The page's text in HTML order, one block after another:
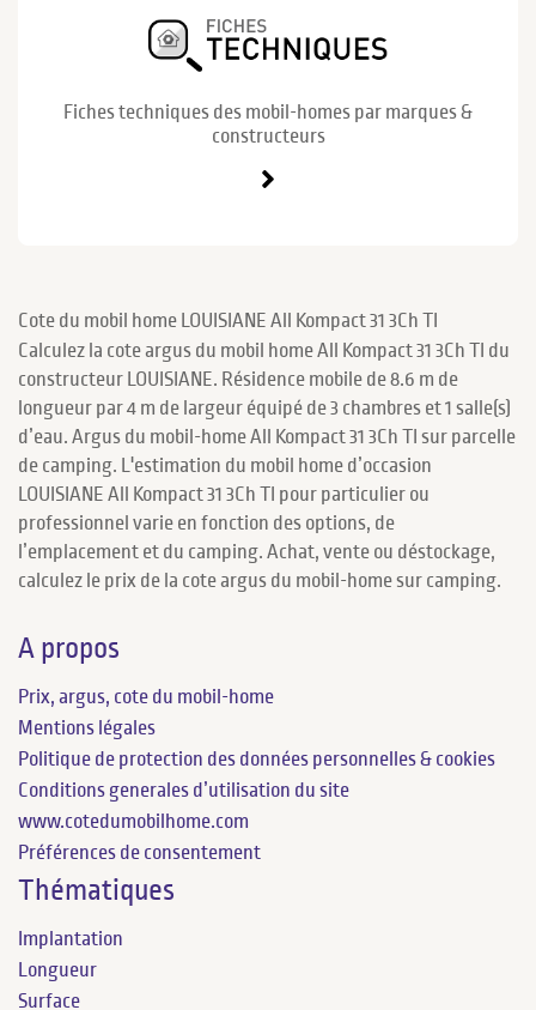
Fiches techniques des mobil-homes par marques &
constructeurs
Cote du mobil home LOUISIANE All Kompact 31 3Ch TI
Calculez la cote argus du mobil home All Kompact 31 3Ch TI du
constructeur LOUISIANE. Résidence mobile de 8.6 m de
longueur par 4 m de largeur équipé de 3 chambres et 1 salle(s)
d’eau. Argus du mobil-home All Kompact 31 3Ch TI sur parcelle
de camping. L'estimation du mobil home d’occasion
LOUISIANE All Kompact 31 3Ch TI pour particulier ou
professionnel varie en fonction des options, de
l’emplacement et du camping. Achat, vente ou déstockage,
calculez le prix de la cote argus du mobil-home sur camping.
A propos
Prix, argus, cote du mobil-home
Mentions légales
Politique de protection des données personnelles & cookies
Conditions generales d’utilisation du site
www.cotedumobilhome.com
Préférences de consentement
Thématiques
Implantation
Longueur
Surface